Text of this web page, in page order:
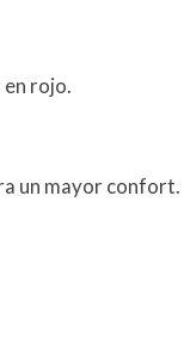
rojo.
un mayor confort.